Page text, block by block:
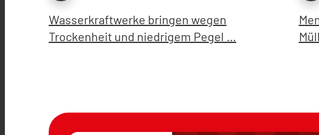
Wasserkraftwerke bringen wegen
Trockenheit und niedrigem Pegel …